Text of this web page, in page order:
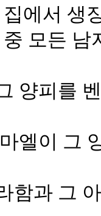
에서 생
모든
양피를
엘이 그
함과 그